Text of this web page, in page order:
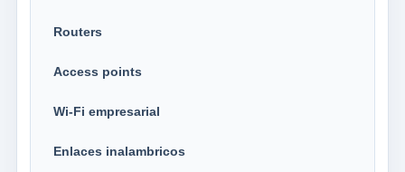
Routers
Access points
Wi-Fi empresarial
Enlaces inalambricos